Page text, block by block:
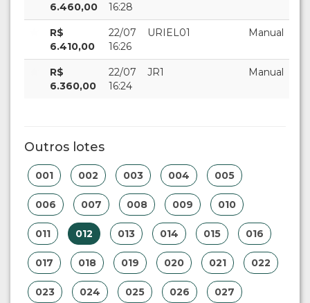
6.460,00
16:28
R$
6.410,00
22/07
16:26
URIEL01 Manual
R$
6.360,00
22/07
16:24
JR1 Manual
Outros lotes
001 002 003 004 005
006 007 008 009 010
011 012 013 014 015 016
017 018 019 020 021 022
023 024 025 026 027